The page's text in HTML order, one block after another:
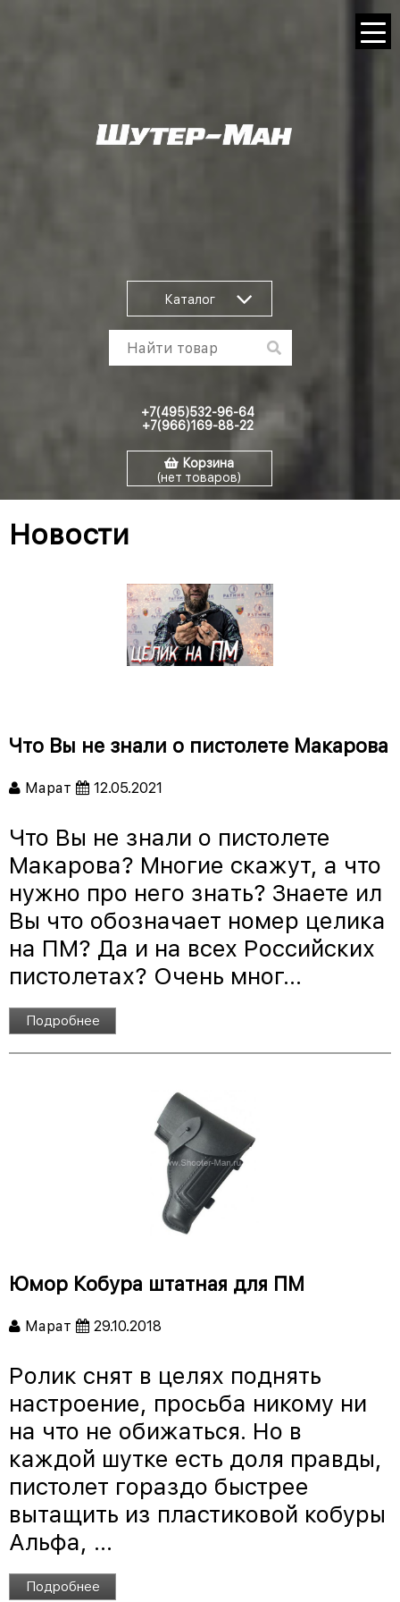
Каталог
+7(495)532-96-64
+7(966)169-88-22
Корзина
(нет товаров)
Новости
Что Вы не знали о пистолете Макарова
Марат 12.05.2021
Что Вы не знали о пистолете
Макарова? Многие скажут, а что
нужно про него знать? Знаете ил
Вы что обозначает номер целика
на ПМ? Да и на всех Российских
пистолетах? Очень мног...
Подробнее
Юмор Кобура штатная для ПМ
Марат 29.10.2018
Ролик снят в целях поднять
настроение, просьба никому ни
на что не обижаться. Но в
каждой шутке есть доля правды,
пистолет гораздо быстрее
вытащить из пластиковой кобуры
Альфа, ...
Подробнее